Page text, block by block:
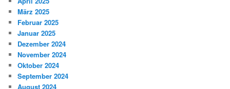
März 2025
Februar 2025
Januar 2025
Dezember 2024
November 2024
Oktober 2024
September 2024
August 2024